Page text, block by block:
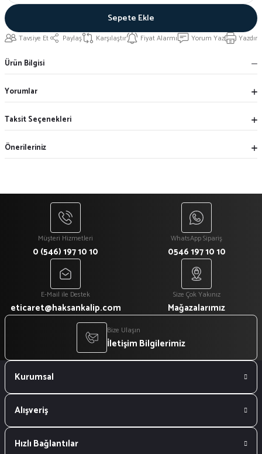
Sepete Ekle
Tavsiye Et Paylaş Karşılaştır Fiyat Alarmı Yorum Yaz Yazdır
Ürün Bilgisi
Yorumlar
Taksit Seçenekleri
Önerileriniz
Müşteri Hizmetleri
0 (546) 197 10 10
WhatsApp Sipariş
0546 197 10 10
E-Mail ile Destek
eticaret@haksankalip.com
Size Çok Yakınız
Mağazalarımız
Bize Ulaşın
İletişim Bilgilerimiz
Kurumsal
Alışveriş
Hızlı Bağlantılar